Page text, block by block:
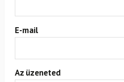
E-mail
Az üzeneted